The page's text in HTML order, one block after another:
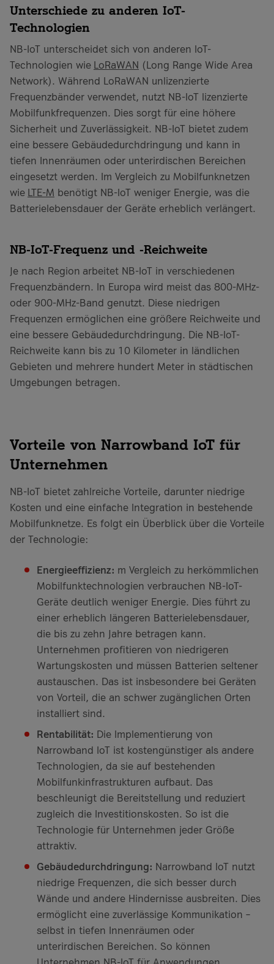
Unterschiede zu anderen IoT-
Technologien
NB-IoT unterscheidet sich von anderen IoT-
Technologien wie LoRaWAN (Long Range Wide Area
Network). Während LoRaWAN unlizenzierte
Frequenzbänder verwendet, nutzt NB-IoT lizenzierte
Mobilfunkfrequenzen. Dies sorgt für eine höhere
Sicherheit und Zuverlässigkeit. NB-IoT bietet zudem
eine bessere Gebäudedurchdringung und kann in
tiefen Innenräumen oder unterirdischen Bereichen
eingesetzt werden. Im Vergleich zu Mobilfunknetzen
wie LTE-M benötigt NB-IoT weniger Energie, was die
Batterielebensdauer der Geräte erheblich verlängert.
NB-IoT-Frequenz und -Reichweite
Je nach Region arbeitet NB-IoT in verschiedenen
Frequenzbändern. In Europa wird meist das 800-MHz-
oder 900-MHz-Band genutzt. Diese niedrigen
Frequenzen ermöglichen eine größere Reichweite und
eine bessere Gebäudedurchdringung. Die NB-IoT-
Reichweite kann bis zu 10 Kilometer in ländlichen
Gebieten und mehrere hundert Meter in städtischen
Umgebungen betragen.
Vorteile von Narrowband IoT für
Unternehmen
NB-IoT bietet zahlreiche Vorteile, darunter niedrige
Kosten und eine einfache Integration in bestehende
Mobilfunknetze. Es folgt ein Überblick über die Vorteile
der Technologie:
Energieeffizienz: m Vergleich zu herkömmlichen
Mobilfunktechnologien verbrauchen NB-IoT-
Geräte deutlich weniger Energie. Dies führt zu
einer erheblich längeren Batterielebensdauer,
die bis zu zehn Jahre betragen kann.
Unternehmen profitieren von niedrigeren
Wartungskosten und müssen Batterien seltener
austauschen. Das ist insbesondere bei Geräten
von Vorteil, die an schwer zugänglichen Orten
installiert sind.
Rentabilität: Die Implementierung von
Narrowband IoT ist kostengünstiger als andere
Technologien, da sie auf bestehenden
Mobilfunkinfrastrukturen aufbaut. Das
beschleunigt die Bereitstellung und reduziert
zugleich die Investitionskosten. So ist die
Technologie für Unternehmen jeder Größe
attraktiv.
Gebäudedurchdringung: Narrowband IoT nutzt
niedrige Frequenzen, die sich besser durch
Wände und andere Hindernisse ausbreiten. Dies
ermöglicht eine zuverlässige Kommunikation –
selbst in tiefen Innenräumen oder
unterirdischen Bereichen. So können